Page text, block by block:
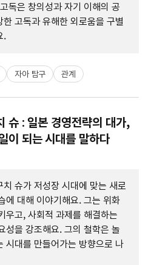
독은 창의성과 자기 이해의 공
고독과 유해한 외로움을 구별
.
자아 탐구 관계
슈 : 일본 경영전략의 대가,
이 되는 시대를 말하다
슈가 저성장 시대에 맞는 새로
에 대해 이야기해요. 그는 위화
우고, 사회적 과제를 해결하는
성을 강조해요. 그의 철학은 놀
시대를 만들어가는 방향으로 나